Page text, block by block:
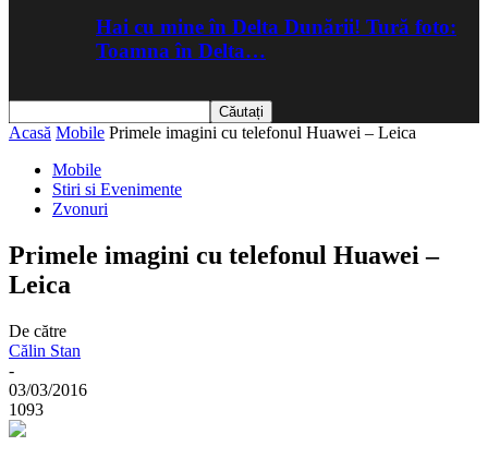
Hai cu mine în Delta Dunării! Tură foto:
Toamna în Delta…
Acasă Mobile Primele imagini cu telefonul Huawei – Leica
Mobile
Stiri si Evenimente
Zvonuri
Primele imagini cu telefonul Huawei –
Leica
De către
Călin Stan
-
03/03/2016
1093